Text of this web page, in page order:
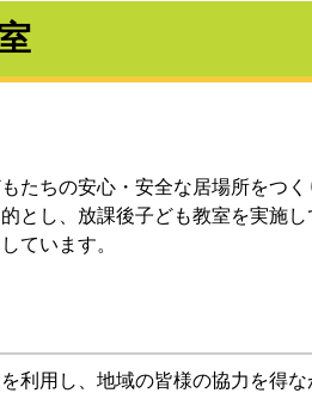
たちの安心・安全な居場所をつ
とし、放課後子ども教室を実施
ています。
利用し、地域の皆様の協力を得